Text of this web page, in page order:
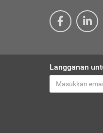
Langganan